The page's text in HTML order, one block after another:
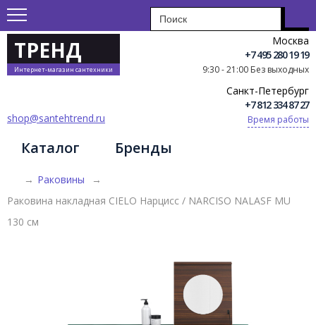
ТРЕНД
Интернет-магазин сантехники
Москва
+7 495 280 19 19
9:30 - 21:00 Без выходных
Санкт-Петербург
+7 812 334 87 27
Время работы
shop@santehtrend.ru
Каталог Бренды
→ Раковины
→
Раковина накладная CIELO Нарцисс / NARCISO NALASF MU
130 см